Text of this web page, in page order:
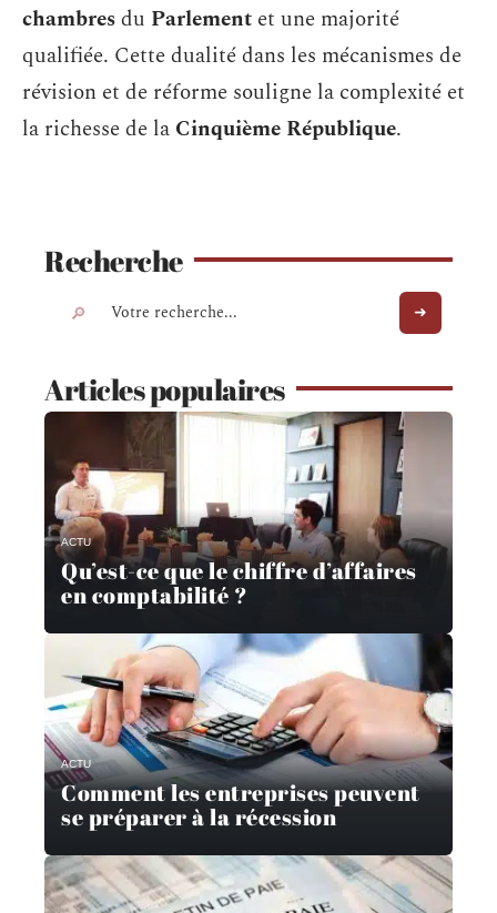
chambresdu Parlement et une majorité
qualifiée. Cette dualité dans les mécanismes de
révision et de réforme souligne la complexité et
la richesse de la Cinquième République.
Recherche
Articles populaires
ACTU
Qu’est-ce que le chiffre d’affaires
en comptabilité ?
ACTU
Comment les entreprises peuvent
se préparer à la récession